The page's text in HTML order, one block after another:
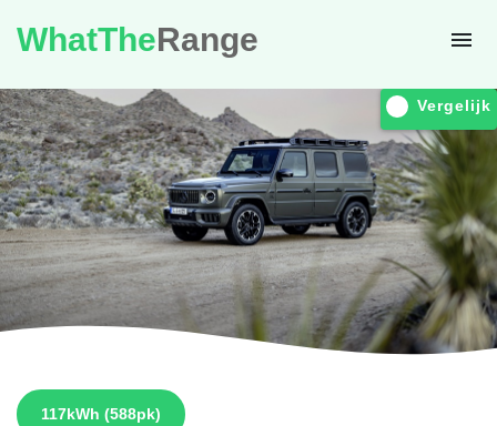
WhatTheRange
Vergelijk
117kWh (588pk)